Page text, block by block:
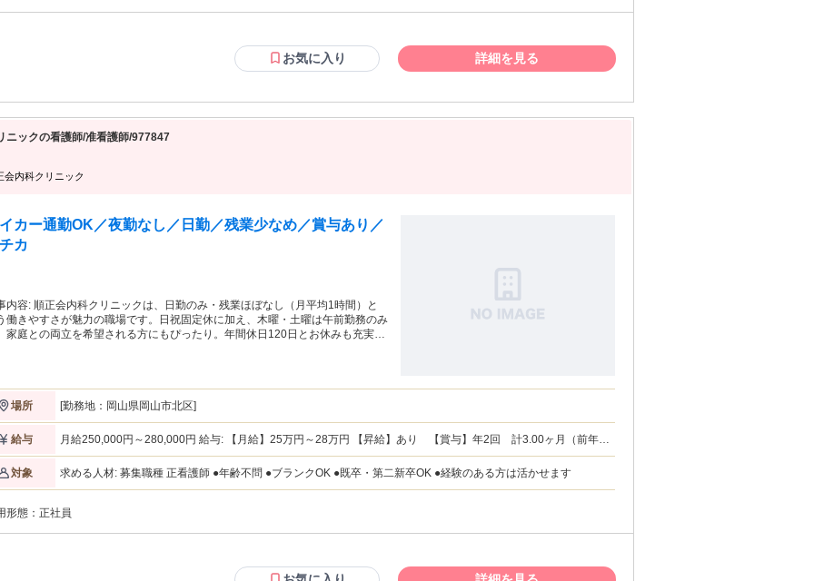
々診療に取り組んでいます。 院長・副院長ともに、耳鼻咽喉科や アレル
様に寄り添う姿勢です。 一人ひとりの声に耳を傾け、 不安やつらい症状に真
向き合うことで、 地域の皆様に安心して頼っていただける 医療の提供を目指
心を持って成長を続けながら、 地域の皆様に長く愛される 存在でありたいと
ています。
の不安な気持ちに寄り添い、 温かい対応ができる方。 仕事にやりがいを持ち、前向きに取り組める方です。 スタ
ッフ同士はもちろん、 患者様に対しても思いやりと 感謝の気持ちを持てる方と一緒に、 居心地の良いクリニック
の力持ちとして、 チーム医療を支えてくださる方を歓迎しています。
お気に入り 詳細を見る
ニックの看護師/准看護師/977847
会内科クリニック
カー通勤OK／夜勤なし／日勤／残業少なめ／賞与あり／
カ
は、日勤のみ・残業ほぼなし（月平均1時間）と
働きやすさが魅力の職場です。日祝固定休に加え、木曜・土曜は午前勤務のみ
家庭との両立を希望される方にもぴったり。年間休日120日とお休みも充実し
。 ●年齢不問 ●ブランクOK ●既卒・第二新卒OK ●経験のある方は活かせます
業紹介事業者名：株式会社ブライト）
場所 [勤務地：岡山県岡山市北区]
給与
月給250,000円～280,000円 給与: 【月給】25万円～28万円 【昇給】あり 【賞与】年2回 計3.00ヶ月（前年度
対象
求める人材: 募集職種 正看護師 ●年齢不問 ●ブランクOK ●既卒・第二新卒OK ●経験のある方は活かせます
形態： 正社員